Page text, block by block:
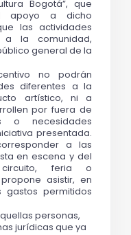
Bogotá”, que
apoyo a dicho
las actividades
a la comunidad,
general de la
no podrán
diferentes a la
artístico, ni a
por fuera de
o necesidades
presentada.
a las
en escena y del
circuito, feria o
asistir, en
permitidos
personas,
jurídicas que ya